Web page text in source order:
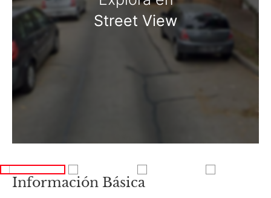
Matrícula CUCICBA N° 8264
Av. Juramento 1775 - Belgrano - CABA
Street View
Información Básica